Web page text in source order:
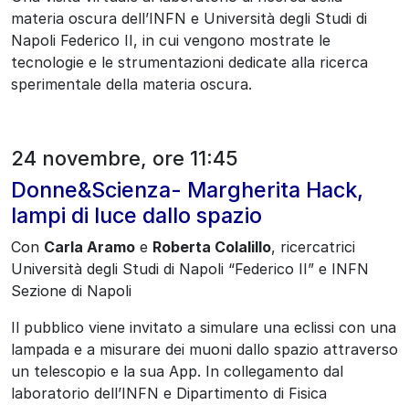
materia oscura dell’INFN e Università degli Studi di
Napoli Federico II, in cui vengono mostrate le
tecnologie e le strumentazioni dedicate alla ricerca
sperimentale della materia oscura.
24 novembre, ore 11:45
Donne&Scienza- Margherita Hack,
lampi di luce dallo spazio
Con Carla Aramo e Roberta Colalillo, ricercatrici
Università degli Studi di Napoli “Federico II” e INFN
Sezione di Napoli
Il pubblico viene invitato a simulare una eclissi con una
lampada e a misurare dei muoni dallo spazio attraverso
un telescopio e la sua App. In collegamento dal
laboratorio dell’INFN e Dipartimento di Fisica